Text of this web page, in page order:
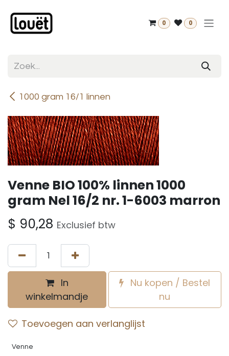
0 0
1000 gram 16/1 linnen
Venne BIO 100% linnen 1000
gram Nel 16/2 nr. 1-6003 marron
$ 90,28 Exclusief btw
In
winkelmandje
Nu kopen / Bestel
nu
Toevoegen aan verlanglijst
Venne